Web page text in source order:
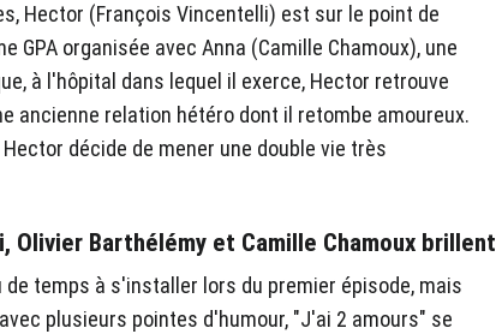
Hector (François Vincentelli) est sur le point de
GPA organisée avec Anna (Camille Chamoux), une
à l'hôpital dans lequel il exerce, Hector retrouve
ancienne relation hétéro dont il retombe amoureux.
décide de mener une double vie très
Olivier Barthélémy et Camille Chamoux brillent
temps à s'installer lors du premier épisode, mais
plusieurs pointes d'humour, "J'ai 2 amours" se